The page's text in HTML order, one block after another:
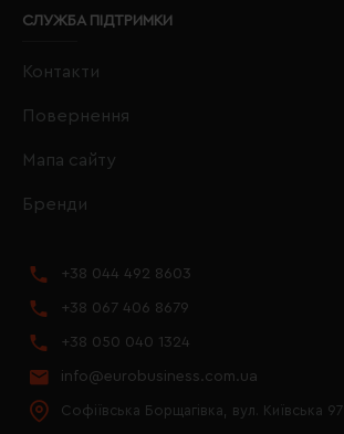
СЛУЖБА ПІДТРИМКИ
Контакти
Повернення
Мапа сайту
Бренди
+38 044 492 8603
+38 067 406 8679
+38 050 040 1324
info@eurobusiness.com.ua
Софіївська Борщагівка, вул. Київська 97